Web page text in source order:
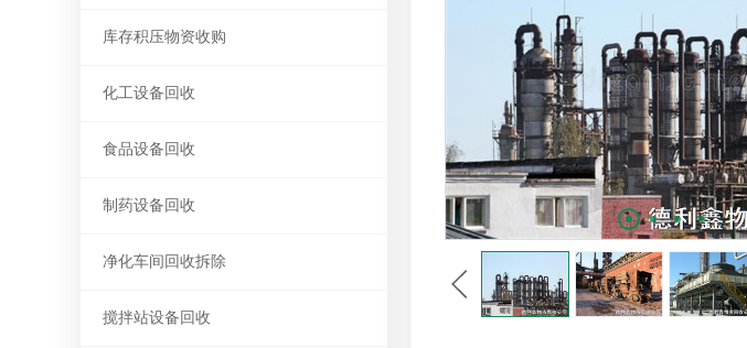
库存积压物资收购
化工设备回收
食品设备回收
制药设备回收
净化车间回收拆除
搅拌站设备回收